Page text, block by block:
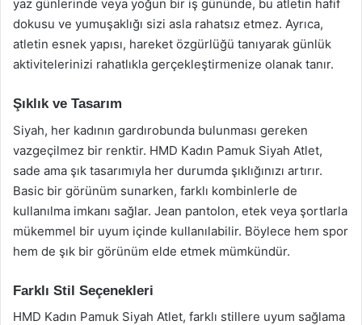
yaz günlerinde veya yoğun bir iş gününde, bu atletin hafif
dokusu ve yumuşaklığı sizi asla rahatsız etmez. Ayrıca,
atletin esnek yapısı, hareket özgürlüğü tanıyarak günlük
aktivitelerinizi rahatlıkla gerçekleştirmenize olanak tanır.
Şıklık ve Tasarım
Siyah, her kadının gardırobunda bulunması gereken
vazgeçilmez bir renktir. HMD Kadın Pamuk Siyah Atlet,
sade ama şık tasarımıyla her durumda şıklığınızı artırır.
Basic bir görünüm sunarken, farklı kombinlerle de
kullanılma imkanı sağlar. Jean pantolon, etek veya şortlarla
mükemmel bir uyum içinde kullanılabilir. Böylece hem spor
hem de şık bir görünüm elde etmek mümkündür.
Farklı Stil Seçenekleri
HMD Kadın Pamuk Siyah Atlet, farklı stillere uyum sağlama